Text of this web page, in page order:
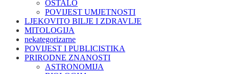
OSTALO
POVIJEST UMJETNOSTI
LJEKOVITO BILJE I ZDRAVLJE
MITOLOGIJA
nekategorizarne
POVIJEST I PUBLICISTIKA
PRIRODNE ZNANOSTI
ASTRONOMIJA